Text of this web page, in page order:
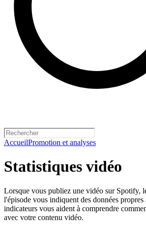
AccueilPromotion et analyses
Statistiques vidéo
Lorsque vous publiez une vidéo sur Spotify,
l'épisode vous indiquent des données propres
indicateurs vous aident à comprendre
avec votre contenu vidéo.